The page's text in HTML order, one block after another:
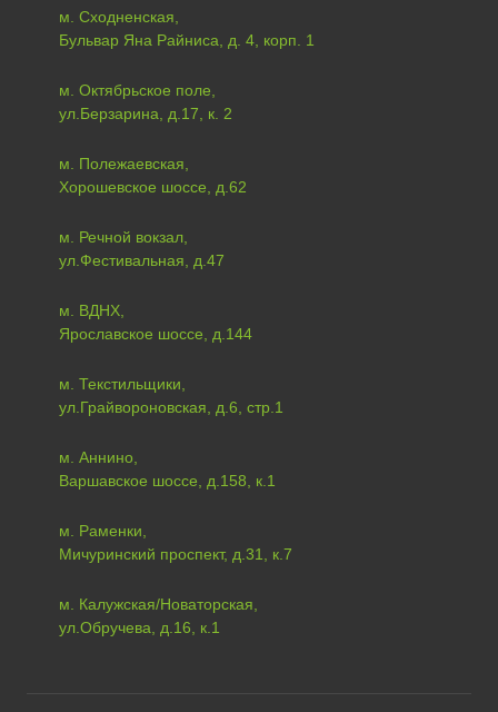
м. Сходненская,
Бульвар Яна Райниса, д. 4, корп. 1
м. Октябрьское поле,
ул.Берзарина, д.17, к. 2
м. Полежаевская,
Хорошевское шоссе, д.62
м. Речной вокзал,
ул.Фестивальная, д.47
м. ВДНХ,
Ярославское шоссе, д.144
м. Текстильщики,
ул.Грайвороновская, д.6, стр.1
м. Аннино,
Варшавское шоссе, д.158, к.1
м. Раменки,
Мичуринский проспект, д.31, к.7
м. Калужская/Новаторская,
ул.Обручева, д.16, к.1